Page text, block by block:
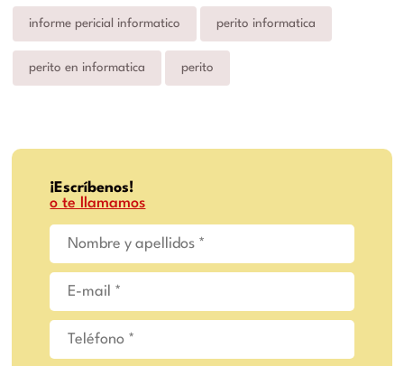
informe pericial informatico perito informatica
perito en informatica perito
¡Escríbenos!
o te llamamos